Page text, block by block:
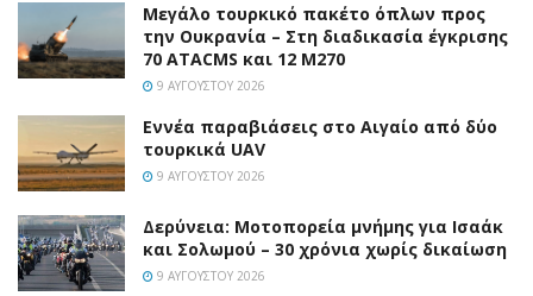
Μεγάλο τουρκικό πακέτο όπλων προς
την Ουκρανία – Στη διαδικασία έγκρισης
70 ATACMS και 12 M270
9 ΑΥΓΟΎΣΤΟΥ 2026
Εννέα παραβιάσεις στο Αιγαίο από δύο
τουρκικά UAV
9 ΑΥΓΟΎΣΤΟΥ 2026
Δερύνεια: Μοτοπορεία μνήμης για Ισαάκ
και Σολωμού – 30 χρόνια χωρίς δικαίωση
9 ΑΥΓΟΎΣΤΟΥ 2026